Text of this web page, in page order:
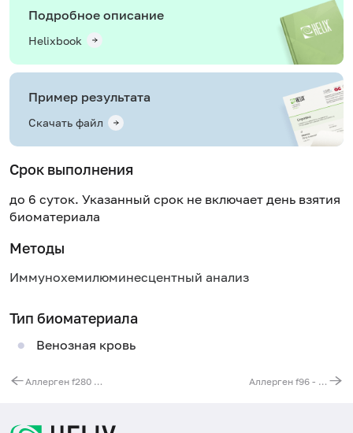
Подробное описание
Helixbook
Пример результата
Скачать файл
Срок выполнения
до 6 суток. Указанный срок не включает день взятия
биоматериала
Методы
Иммунохемилюминесцентный анализ
Тип биоматериала
Венозная кровь
Аллерген f280 - перец чёрный, IgG Аллерген f96 - авокадо, IgG